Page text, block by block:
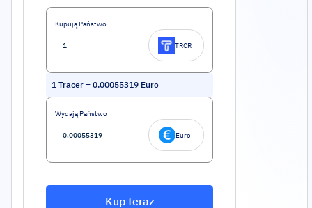
Kupują Państwo
TRCR
1 Tracer = 0.00055319 Euro
Wydają Państwo
Euro
Kup teraz